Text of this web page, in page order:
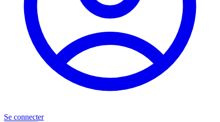
Se connecter